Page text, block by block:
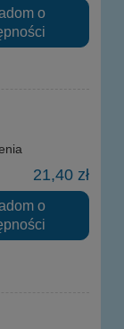
o
21,40 zł
o